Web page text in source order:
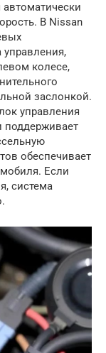
автоматически
В Nissan
управления,
колесе,
заслонкой.
управления
поддерживает
обеспечивает
Если
система